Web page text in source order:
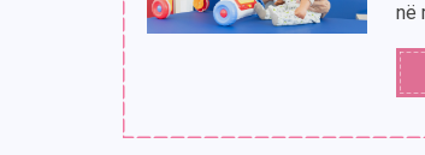
në